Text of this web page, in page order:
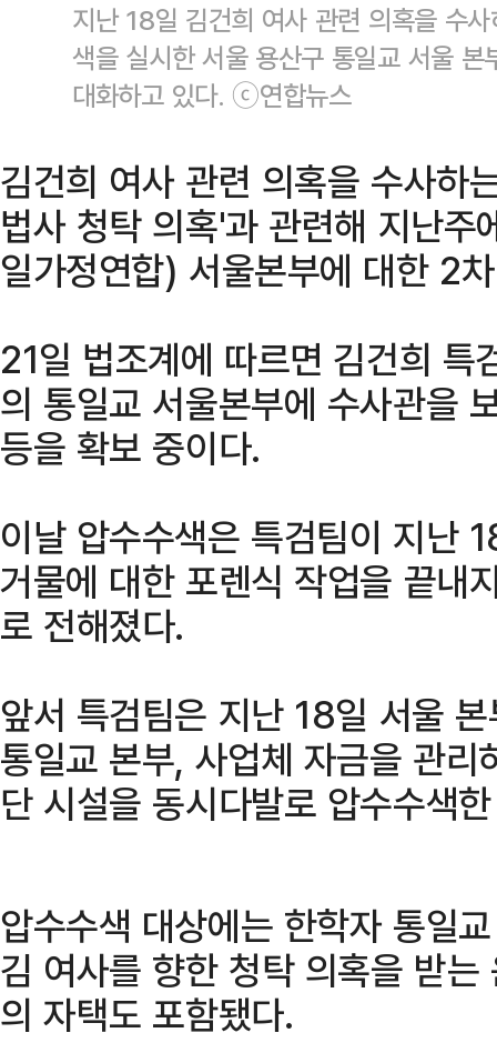
지난 18일 김건희 여사 관련 의혹을 수
색을 실시한 서울 용산구 통일교 서울
대화하고 있다. ⓒ연합뉴스
김건희 여사 관련 의혹을 수사하
법사 청탁 의혹'과 관련해 지난
일가정연합) 서울본부에 대한 2
21일 법조계에 따르면 김건희 특
의 통일교 서울본부에 수사관을
등을 확보 중이다.
이날 압수수색은 특검팀이 지난
거물에 대한 포렌식 작업을 끝내
로 전해졌다.
앞서 특검팀은 지난 18일 서울
통일교 본부, 사업체 자금을 관
단 시설을 동시다발로 압수수색
압수수색 대상에는 한학자 통일
김 여사를 향한 청탁 의혹을 받
의 자택도 포함됐다.